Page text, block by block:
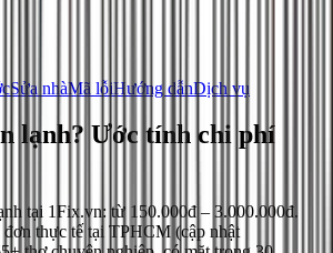
Sửa nhàMã lỗiHướng dẫnDịch vụ
lạnh? Ước tính chi phí
tại 1Fix.vn: từ 150.000đ – 3.000.000đ.
đơn thực tế tại TPHCM (cập nhật